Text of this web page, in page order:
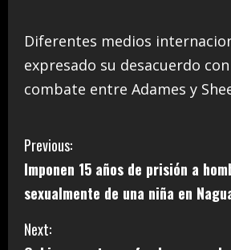
Diferentes medios
expresado su desacuerdo
combate entre Adames y
C
o
n
Previous:
Imponen 15 años de prisión a
sexualmente de una niña en
Next: